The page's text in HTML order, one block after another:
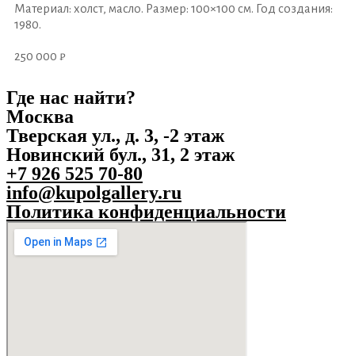
Материал: холст, масло. Размер: 100×100 см. Год создания:
1980.
250 000 ₽
Где нас найти?
Москва
Тверская ул., д. 3, -2 этаж
Новинский бул., 31, 2 этаж
+7 926 525 70-80
info@kupolgallery.ru
Политика конфиденциальности